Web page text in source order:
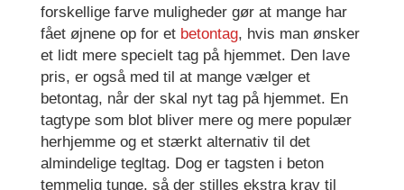
forskellige farve muligheder gør at mange har
fået øjnene op for et betontag, hvis man ønsker
et lidt mere specielt tag på hjemmet. Den lave
pris, er også med til at mange vælger et
betontag, når der skal nyt tag på hjemmet. En
tagtype som blot bliver mere og mere populær
herhjemme og et stærkt alternativ til det
almindelige tegltag. Dog er tagsten i beton
temmelig tunge, så der stilles ekstra krav til